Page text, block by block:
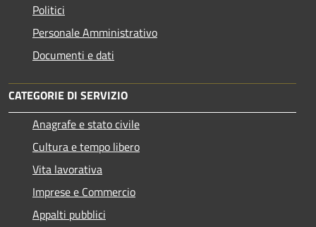
Politici
Personale Amministrativo
Documenti e dati
CATEGORIE DI SERVIZIO
Anagrafe e stato civile
Cultura e tempo libero
Vita lavorativa
Imprese e Commercio
Appalti pubblici